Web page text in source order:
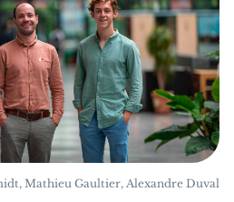
Mathieu Gaultier, Alexandre Duval